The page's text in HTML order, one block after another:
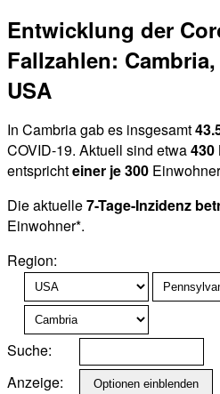
Entwicklung der
Fallzahlen:
USA
In Cambria gab es insgesamt
COVID-19. Aktuell sind etwa430
entsprichteiner je 300
Die aktuelle7-Tage-Inzidenz
Einwohner*.
Region:
Suche:
Anzeige: